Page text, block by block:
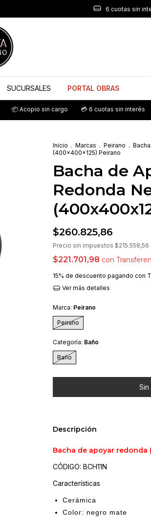
6 cuotas sin
SUCURSALES PORTAL OBRAS
sin cargo 💳 6 cuotas sin interés 💸 15%
Inicio . Marcas . Peirano .
(400x400x125) Peirano
Bacha de
Redonda
$260.825,86
Precio sin impuestos $215.558,56
$221.701,98 con
15% de descuento pagando con
Ver más detalles
Marca: Peirano
Peirano
Categoría: Baño
Baño
Descripción
Bacha de apoyar redonda
CÓDIGO: BCH11N
Características
Cerámica
Color: negro mate